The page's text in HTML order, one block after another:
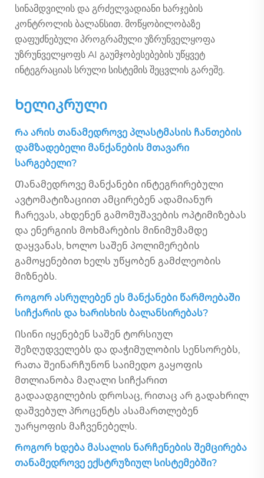
სინამდვილის და გრძელვადიანი ხარჯების
კონტროლის ბალანსით. მოწყობილობაზე
დაფუძნებული პროგრამული უზრუნველყოფა
უზრუნველყოფს AI გაუმჯობესებების უწყვეტ
ინტეგრაციას სრული სისტემის შეცვლის გარეშე.
Ხელიკრული
Რა არის თანამედროვე პლასტმასის ჩანთების
დამზადებელი მანქანების მთავარი
სარგებელი?
Თანამედროვე მანქანები ინტეგრირებული
ავტომატიზაციით ამცირებენ ადამიანურ
ჩარევას, ახდენენ გამომუშავების ოპტიმიზებას
და ენერგიის მოხმარების მინიმუმამდე
დაყვანას, ხოლო საშენ პოლიმერების
გამოყენებით ხელს უწყობენ გამძლეობის
მიზნებს.
Როგორ ასრულებენ ეს მანქანები წარმოებაში
სიჩქარის და ხარისხის ბალანსირებას?
Ისინი იყენებენ საშენ ტორსიულ
შეზღუდველებს და დაჭიმულობის სენსორებს,
რათა შეინარჩუნონ საიმედო გაყოფის
მთლიანობა მაღალი სიჩქარით
გადაადგილების დროსაც, რითაც არ გადახრილ
დაშვებულ პროცენტს ასამართლებენ
უარყოფის მაჩვენებელს.
Როგორ ხდება მასალის ნარჩენების შემცირება
თანამედროვე ექსტრუზიულ სისტემებში?